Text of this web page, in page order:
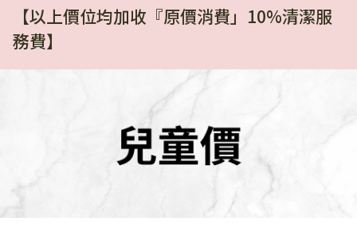
【以上價位均加收『原價消費」10%清潔服
務費】